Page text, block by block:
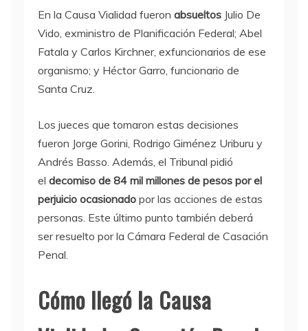
En la Causa Vialidad fueron absueltos Julio De
Vido, exministro de Planificación Federal; Abel
Fatala y Carlos Kirchner, exfuncionarios de ese
organismo; y Héctor Garro, funcionario de
Santa Cruz.
Los jueces que tomaron estas decisiones
fueron Jorge Gorini, Rodrigo Giménez Uriburu y
Andrés Basso. Además, el Tribunal pidió
el decomiso de 84 mil millones de pesos por el
perjuicio ocasionado por las acciones de estas
personas. Este último punto también deberá
ser resuelto por la Cámara Federal de Casación
Penal.
Cómo llegó la Causa